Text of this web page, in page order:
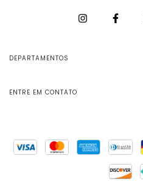
DEPARTAMENTOS
ENTRE EM CONTATO